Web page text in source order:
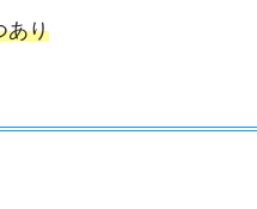
あり